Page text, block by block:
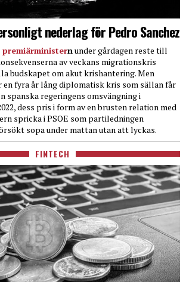
nederlag för Pedro Sanchez
premiärministern under gårdagen reste till
av veckans migrationskris
budskapet om akut krishantering. Men
en fyra år lång diplomatisk kris som sällan får
spanska regeringens omsvängning i
dess pris i form av en brusten relation med
spricka i PSOE som partiledningen
sopa under mattan utan att lyckas.
FINTECH